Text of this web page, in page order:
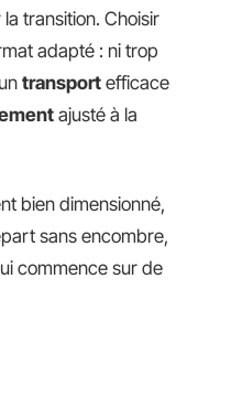
transition. Choisir
adapté : ni trop
transport efficace
ajusté à la
bien dimensionné,
sans encombre,
commence sur de